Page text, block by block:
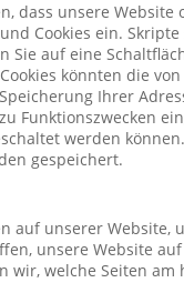
dass unsere
Cookies ein.
auf eine
könnten die
Ihrer
Funktionszwecken
werden
gespeichert.
auf unserer Website,
unsere Website
welche Seiten